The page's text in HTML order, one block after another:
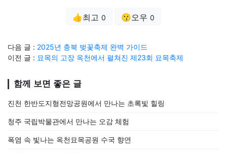
👍최고 0 😗오우 0
다음 글 : 2025년 충북 벚꽃축제 완벽 가이드
이전 글 : 묘목의 고장 옥천에서 펼쳐진 제23회 묘목축제
함께 보면 좋은 글
진천 한반도지형전망공원에서 만나는 초록빛 힐링
청주 국립박물관에서 만나는 오감 체험
폭염 속 빛나는 옥천묘목공원 수국 향연